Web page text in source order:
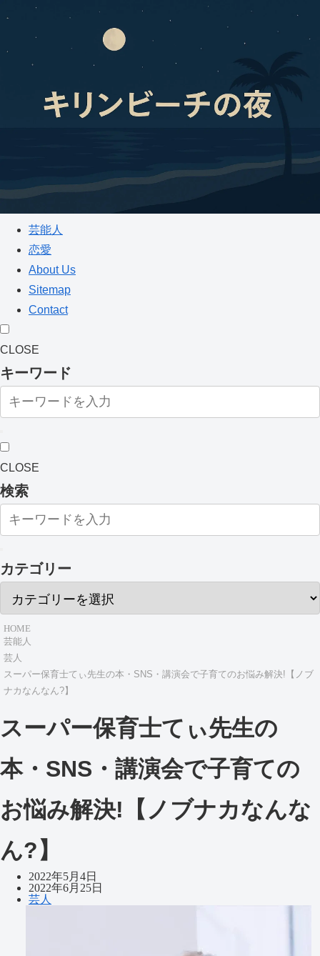
芸能人
恋愛
About Us
Sitemap
Contact
CLOSE
キーワード
CLOSE
検索
カテゴリー
HOME
芸能人
芸人
スーパー保育士てぃ先生の本・SNS・講演会で子育てのお悩み解決!【ノブ
ナカなんなん?】
スーパー保育士てぃ先生の
本・SNS・講演会で子育ての
お悩み解決!【ノブナカなんな
ん?】
2022年5月4日
2022年6月25日
芸人